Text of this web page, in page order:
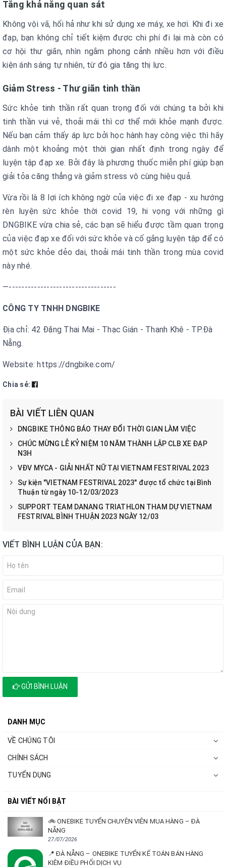
Tăng khả năng quan sát
Không vội vã, hối hả như khi sử dụng xe máy, xe hơi. Khi đi xe
đạp, bạn không chỉ tiết kiệm được chi phí đi lại mà còn có
cơ hội thư giãn, nhìn ngắm phong cảnh nhiều hơn với điều
kiện ánh sáng tự nhiên, từ đó gia tăng thị lực.
Giảm Stress - Thư giãn tinh thần
Sức khỏe tinh thần rất quan trọng đối với chúng ta bởi khi
tinh thần vui vẻ, thoải mái thì cơ thể mới khỏe mạnh được.
Nếu bạn cảm thấy áp lực bởi học hành hay công việc thì hãy
dành một khoảng một thời gian nhất định trong ngày để
luyện tập đạp xe. Bởi đây là phương thuốc miễn phí giúp bạn
giải tỏa căng thẳng và giảm stress vô cùng hiệu quả.
Vừa rồi là 8 lợi ích không ngờ của việc đi xe đạp - xu hướng
rèn luyện sức khỏe thời covid 19, hi vọng với những gì
DNGBIKE vừa chia sẻ, các bạn sẽ hiểu được tầm quan trọng
của việc đạp xe đối với sức khỏe và cố gắng luyện tập để có
một sức khỏe dẻo dai, thoải mái tinh thần trong mùa covid
này nhé.
—----------------------------------
CÔNG TY TNHH DNGBIKE
Địa chỉ: 42 Đặng Thai Mai - Thạc Gián - Thanh Khê - TP.Đà
Nẵng.
Website: https://dngbike.com/
Chia sẻ:
BÀI VIẾT LIÊN QUAN
DNGBIKE THÔNG BÁO THAY ĐỔI THỜI GIAN LÀM VIỆC
CHÚC MỪNG LỄ KỶ NIỆM 10 NĂM THÀNH LẬP CLB XE ĐẠP
N3H
VĐV MYCA - GIẢI NHẤT NỮ TẠI VIETNAM FESTRIVAL 2023
Sự kiện "VIETNAM FESTRIVAL 2023" được tổ chức tại Bình
Thuận từ ngày 10-12/03/2023
SUPPORT TEAM DANANG TRIATHLON THAM DỰ VIETNAM
FESTRIVAL BÌNH THUẬN 2023 NGÀY 12/03
VIẾT BÌNH LUẬN CỦA BẠN:
GỬI BÌNH LUẬN
DANH MỤC
VỀ CHÚNG TÔI
CHÍNH SÁCH
TUYỂN DỤNG
BÀI VIẾT NỔI BẬT
🚲 ONEBIKE TUYỂN CHUYÊN VIÊN MUA HÀNG – ĐÀ
NẴNG
27/07/2026
📍 ĐÀ NẴNG – ONEBIKE TUYỂN KẾ TOÁN BÁN HÀNG
KIÊM ĐIỀU PHỐI DỊCH VỤ